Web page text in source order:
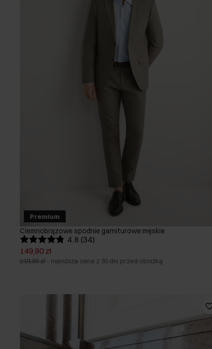
Premium
Ciemnobrązowe spodnie garniturowe męskie
4.8 (34)
149,90 zł
219,90 zł - najniższa cena z 30 dni przed obniżką